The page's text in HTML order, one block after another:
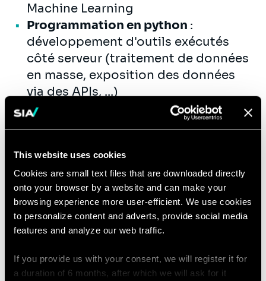
This website uses cookies
Cookies are small text files that are downloaded directly
onto your browser by a website and can make your
browsing experience more user-efficient. We use cookies
to personalize content and adverts, provide social media
features and analyze our web traffic.
If you provide us with your consent, we will register it for
a duration of 6 months, after which we will ask for it
Machine Learning
Programmation en python :
développement d'outils exécutés
côté serveur (traitement de données
en masse, exposition des données
via des APIs, ...)
Services Cloud
: choix d'architecture,
utilisation de services de stockage &
Qualifications
Diplômé(e) d'une formation en École
d'Ingénieur ou d'une formation de
technologies de l’information,vous